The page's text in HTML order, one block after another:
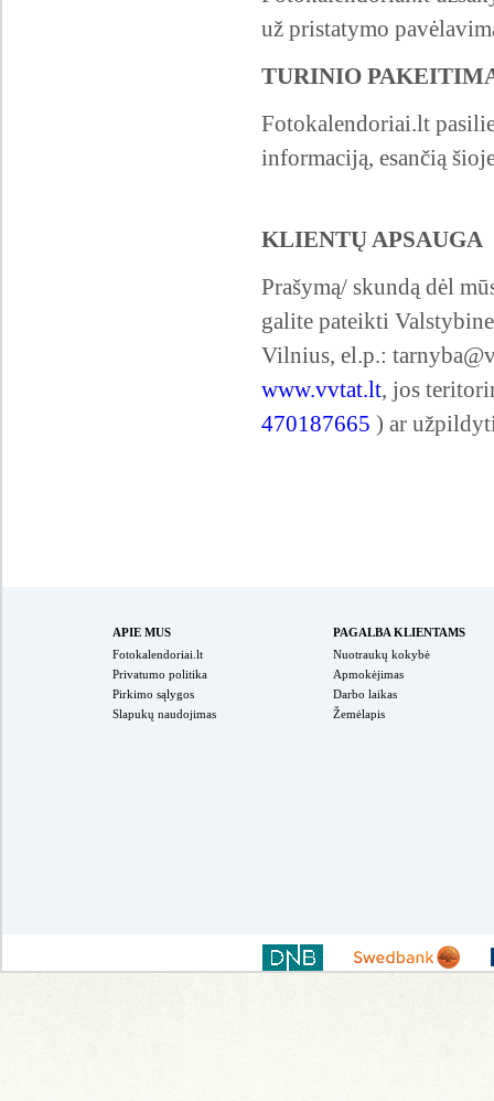
už pristatymo
TURINIO
Fotokalendoriai.lt
informaciją, esančią
KLIENTŲ APSAUGA
Prašymą/ skundą dėl
galite pateikti
Vilnius, el.p.:
www.vvtat.lt, jos
470187665 ) ar
APIE MUS
Fotokalendoriai.lt
Privatumo politika
Pirkimo sąlygos
Slapukų naudojimas
PAGALBA KLIENTAMS
Nuotraukų kokybė
Apmokėjimas
Darbo laikas
Žemėlapis